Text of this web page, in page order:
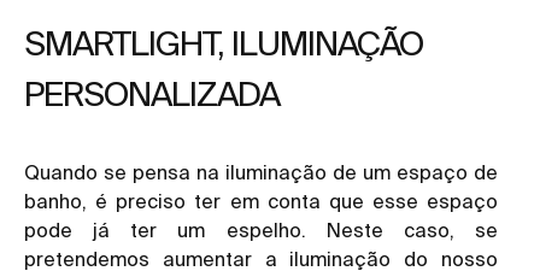
SMARTLIGHT, ILUMINAÇÃO
PERSONALIZADA
Quando se pensa na iluminação de um espaço de
banho, é preciso ter em conta que esse espaço
pode já ter um espelho. Neste caso, se
pretendemos aumentar a iluminação do nosso